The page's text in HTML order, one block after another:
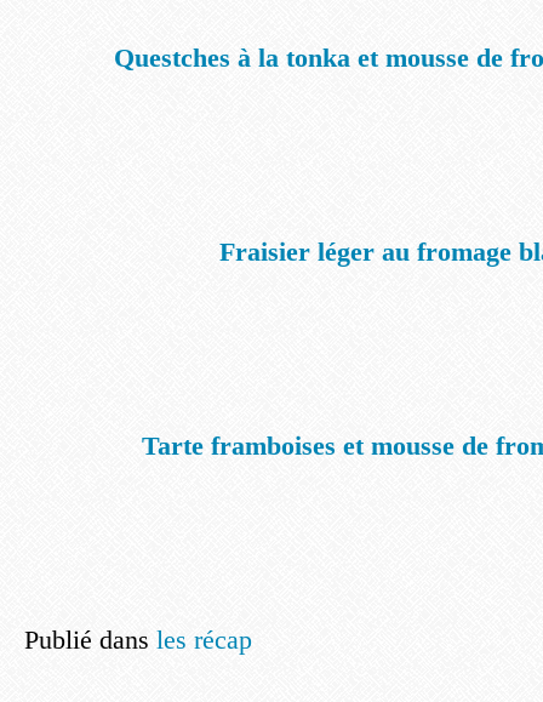
Questches à la tonka et mousse de
Fraisier léger au fromage
Tarte framboises et mousse de
Publié dans les récap